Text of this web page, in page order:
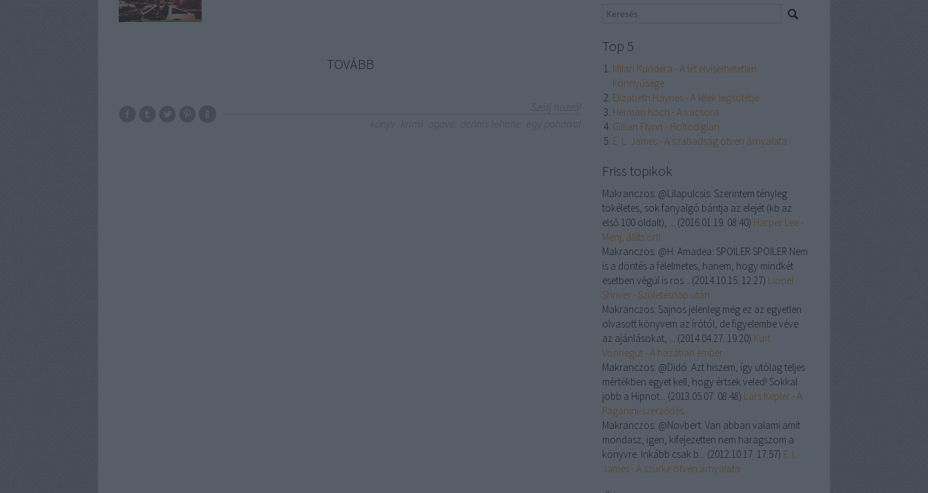
TOVÁBB
Top 5
Milan Kundera - A lét elviselhetetlen
könnyűsége
Elizabeth Haynes - A lélek legsötétje
Herman Koch - A vacsora
Gillian Flynn - Holtodiglan
E. L. James - A szabadság ötven árnyalata
Friss topikok
Makranczos: @Lilapulcsis: Szerintem tényleg
tökéletes, sok fanyalgó bántja az elejét (kb az
első 100 oldalt), ... (2016.01.19. 08:40) Harper Lee -
Menj, állíts őrt!
Makranczos: @H. Amadea: SPOILER SPOILER Nem
is a döntés a félelmetes, hanem, hogy mindkét
esetben végül is ros... (2014.10.15. 12:27) Lionel
Shriver - Születésnap után
Makranczos: Sajnos jelenleg még ez az egyetlen
olvasott könyvem az írótól, de figyelembe véve
az ajánlásokat, ... (2014.04.27. 19:20) Kurt
Vonnegut - A hazátlan ember
Makranczos: @Didó: Azt hiszem, így utólag teljes
mértékben egyet kell, hogy értsek veled! Sokkal
jobb a Hipnot... (2013.05.07. 08:48) Lars Kepler - A
Paganini-szerződés
Makranczos: @Novbert: Van abban valami amit
mondasz, igen, kifejezetten nem haragszom a
könyvre. Inkább csak b... (2012.10.17. 17:57) E. L.
James - A szürke ötven árnyalata